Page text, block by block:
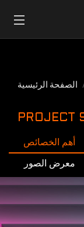
الصفحة الرئيسية
PROJECT
أهم الخصائص
معرض الصور